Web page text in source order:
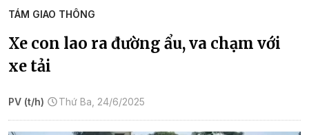
TÁM GIAO THÔNG
Xe con lao ra đường ẩu, va chạm với
xe tải
PV (t/h) Thứ Ba, 24/6/2025